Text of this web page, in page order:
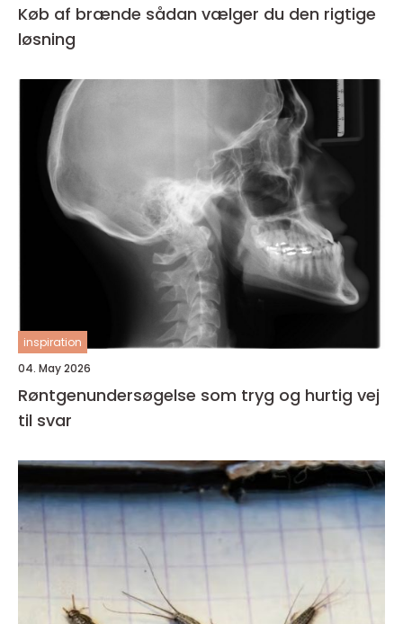
Køb af brænde sådan vælger du den rigtige
løsning
inspiration
04. May 2026
Røntgenundersøgelse som tryg og hurtig vej
til svar